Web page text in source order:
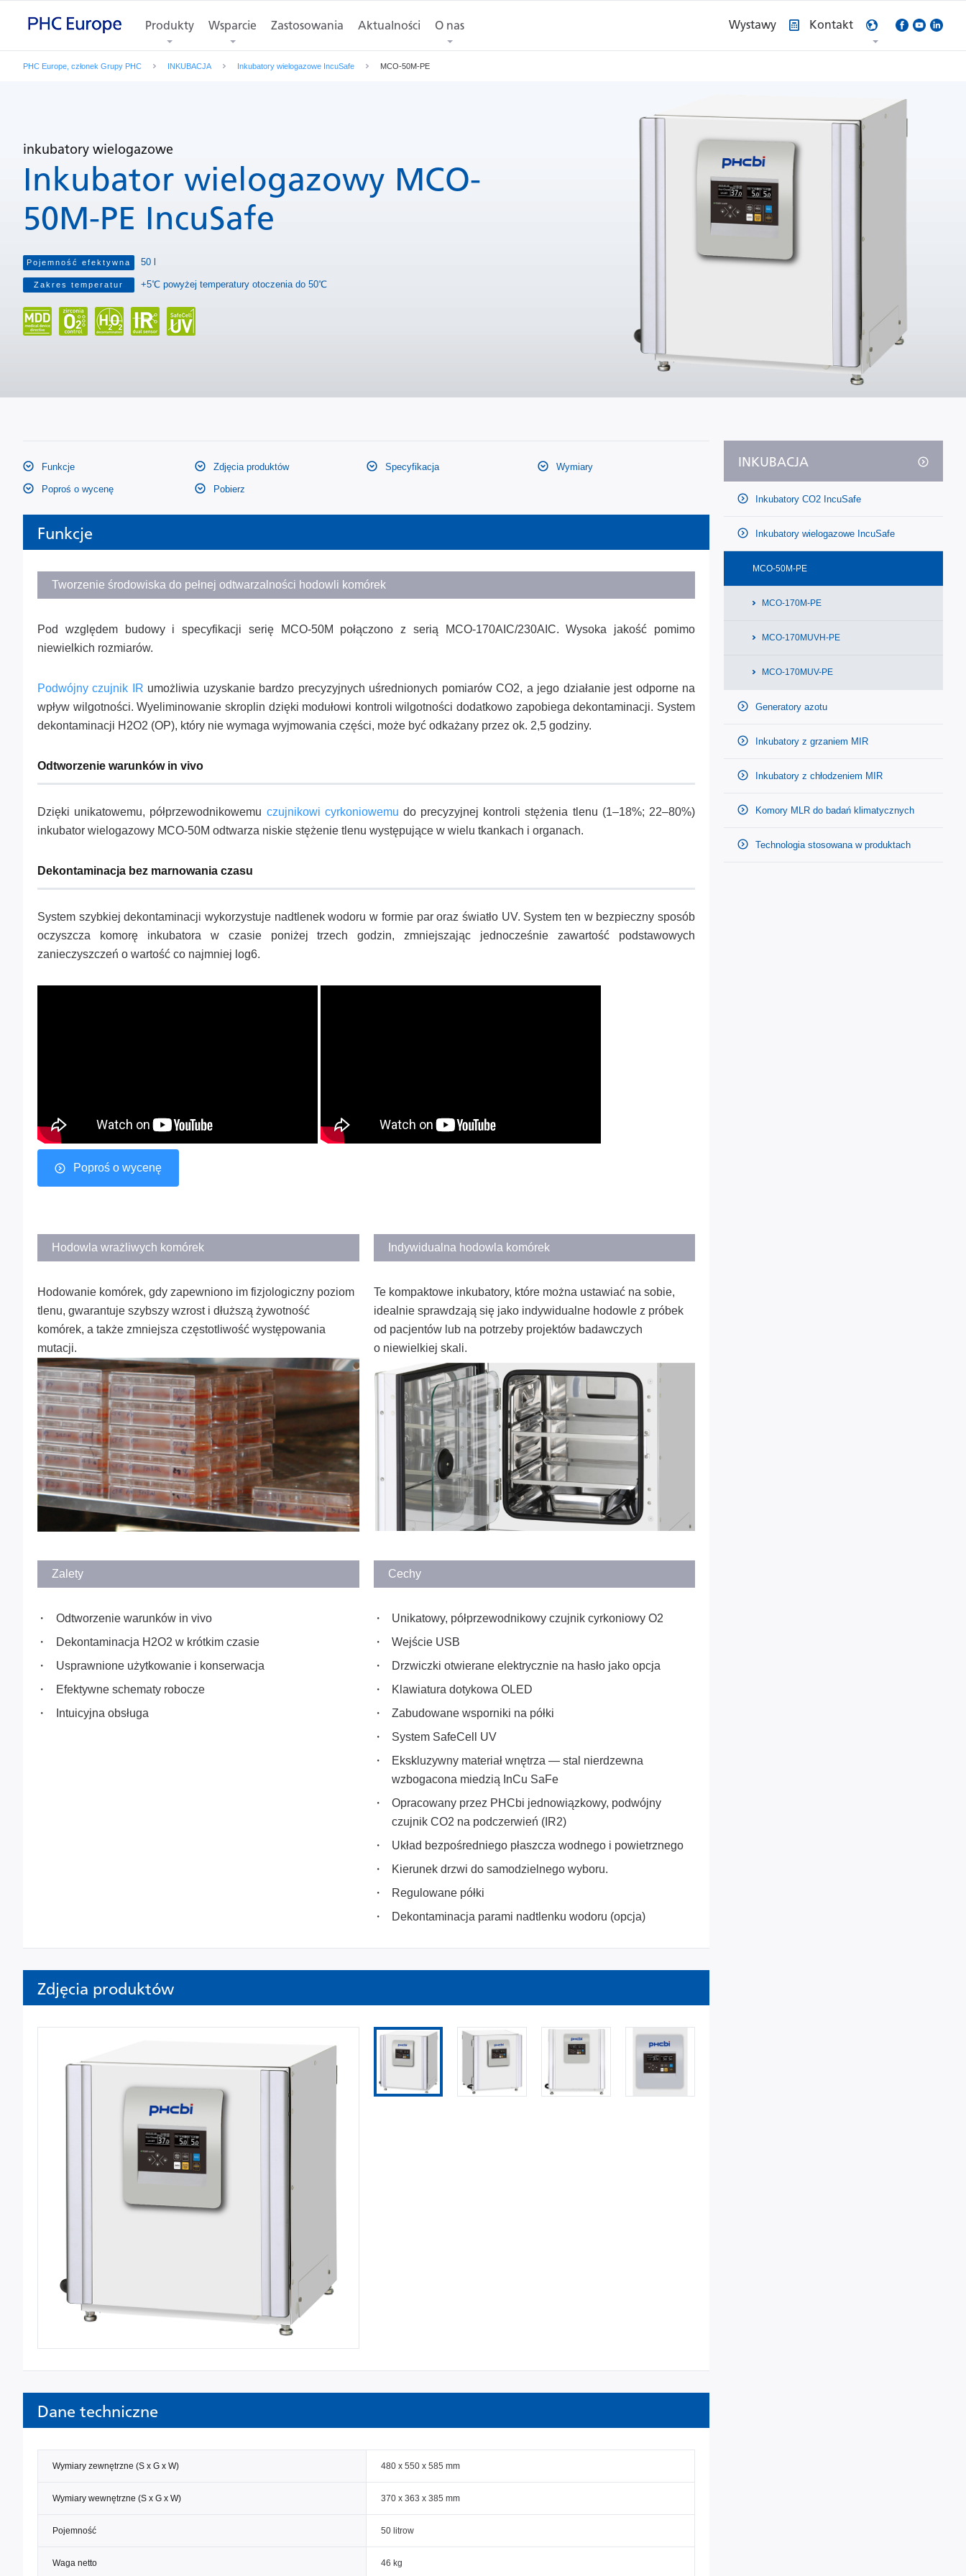
Produkty Wsparcie Zastosowania Aktualności O nas Wystawy Kontakt
PHC Europe, członek Grupy PHC INKUBACJA Inkubatory wielogazowe IncuSafe MCO-50M-PE
inkubatory wielogazowe
Inkubator wielogazowy MCO-
50M-PE IncuSafe
Pojemność efektywna 50 l
Zakres temperatur +5℃ powyżej temperatury otoczenia do 50℃
Funkcje Zdjęcia produktów Specyfikacja Wymiary
Poproś o wycenę Pobierz
Funkcje Zdjęcia produktów Specyfikacja Wymiary Poproś o wycenę
Funkcje
Tworzenie środowiska do pełnej odtwarzalności hodowli komórek
Pod względem budowy i specyfikacji serię MCO-50M połączono z serią MCO-170AIC/230AIC. Wysoka jakość pomimo
niewielkich rozmiarów.
Podwójny czujnik IR umożliwia uzyskanie bardzo precyzyjnych uśrednionych pomiarów CO2, a jego działanie jest odporne na
wpływ wilgotności. Wyeliminowanie skroplin dzięki modułowi kontroli wilgotności dodatkowo zapobiega dekontaminacji. System
dekontaminacji H2O2 (OP), który nie wymaga wyjmowania części, może być odkażany przez ok. 2,5 godziny.
Odtworzenie warunków in vivo
Dzięki unikatowemu, półprzewodnikowemu czujnikowi cyrkoniowemu do precyzyjnej kontroli stężenia tlenu (1–18%; 22–80%)
inkubator wielogazowy MCO-50M odtwarza niskie stężenie tlenu występujące w wielu tkankach i organach.
Dekontaminacja bez marnowania czasu
System szybkiej dekontaminacji wykorzystuje nadtlenek wodoru w formie par oraz światło UV. System ten w bezpieczny sposób
oczyszcza komorę inkubatora w czasie poniżej trzech godzin, zmniejszając jednocześnie zawartość podstawowych
zanieczyszczeń o wartość co najmniej log6.
Poproś o wycenę
Hodowla wrażliwych komórek
Hodowanie komórek, gdy zapewniono im fizjologiczny poziom
tlenu, gwarantuje szybszy wzrost i dłuższą żywotność
komórek, a także zmniejsza częstotliwość występowania
mutacji.
Indywidualna hodowla komórek
Te kompaktowe inkubatory, które można ustawiać na sobie,
idealnie sprawdzają się jako indywidualne hodowle z próbek
od pacjentów lub na potrzeby projektów badawczych
o niewielkiej skali.
Zalety
Odtworzenie warunków in vivo
Dekontaminacja H2O2 w krótkim czasie
Usprawnione użytkowanie i konserwacja
Efektywne schematy robocze
Intuicyjna obsługa
Cechy
Unikatowy, półprzewodnikowy czujnik cyrkoniowy O2
Wejście USB
Drzwiczki otwierane elektrycznie na hasło jako opcja
Klawiatura dotykowa OLED
Zabudowane wsporniki na półki
System SafeCell UV
Ekskluzywny materiał wnętrza — stal nierdzewna
wzbogacona miedzią InCu SaFe
Opracowany przez PHCbi jednowiązkowy, podwójny
czujnik CO2 na podczerwień (IR2)
Układ bezpośredniego płaszcza wodnego i powietrznego
Kierunek drzwi do samodzielnego wyboru.
Regulowane półki
Dekontaminacja parami nadtlenku wodoru (opcja)
Zdjęcia produktów
Dane techniczne
Wymiary zewnętrzne (S x G x W) 480 x 550 x 585 mm
Wymiary wewnętrzne (S x G x W) 370 x 363 x 385 mm
Pojemność 50 litrow
Waga netto 46 kg
INKUBACJA
Inkubatory CO2 IncuSafe
Inkubatory wielogazowe IncuSafe
MCO-50M-PE
MCO-170M-PE
MCO-170MUVH-PE
MCO-170MUV-PE
Generatory azotu
Inkubatory z grzaniem MIR
Inkubatory z chłodzeniem MIR
Komory MLR do badań klimatycznych
Technologia stosowana w produktach